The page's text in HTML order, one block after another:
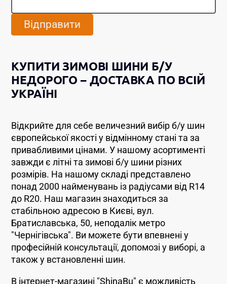
Відправити
КУПИТИ ЗИМОВІ ШИНИ Б/У
НЕДОРОГО – ДОСТАВКА ПО ВСІЙ
УКРАЇНІ
Відкрийте для себе величезний вибір б/у шин
європейської якості у відмінному стані та за
привабливими цінами. У нашому асортименті
завжди є літні та зимові б/у шини різних
розмірів. На нашому складі представлено
понад 2000 найменувань із радіусами від R14
до R20. Наш магазин знаходиться за
стабільною адресою в Києві, вул.
Братиславська, 50, неподалік метро
"Чернігівська". Ви можете бути впевнені у
професійній консультації, допомозі у виборі, а
також у встановленні шин.
В інтернет-магазині "ShinaBu" є можливість